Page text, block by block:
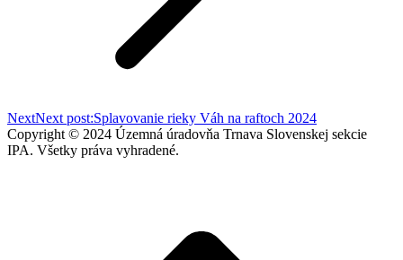
NextNext post:Splavovanie rieky Váh na raftoch 2024
Copyright © 2024 Územná úradovňa Trnava Slovenskej sekcie
IPA. Všetky práva vyhradené.